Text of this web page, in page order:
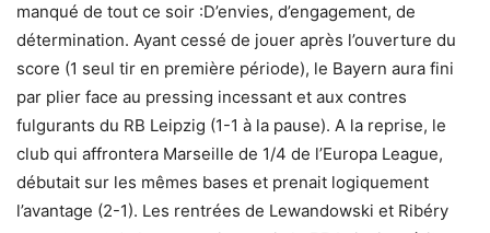
manqué de tout ce soir :D’envies, d’engagement, de
détermination. Ayant cessé de jouer après l’ouverture du
score (1 seul tir en première période), le Bayern aura fini
par plier face au pressing incessant et aux contres
fulgurants du RB Leipzig (1-1 à la pause). A la reprise, le
club qui affrontera Marseille de 1/4 de l’Europa League,
débutait sur les mêmes bases et prenait logiquement
l’avantage (2-1). Les rentrées de Lewandowski et Ribéry